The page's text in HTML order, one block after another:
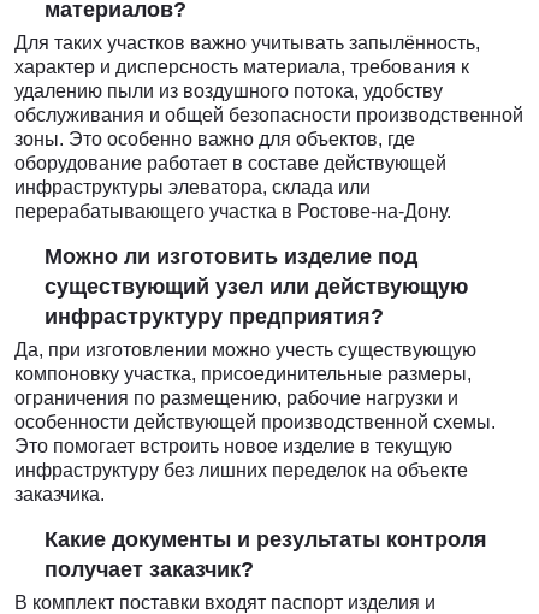
материалов?
Для таких участков важно учитывать запылённость,
характер и дисперсность материала, требования к
удалению пыли из воздушного потока, удобству
обслуживания и общей безопасности производственной
зоны. Это особенно важно для объектов, где
оборудование работает в составе действующей
инфраструктуры элеватора, склада или
перерабатывающего участка в Ростове-на-Дону.
Можно ли изготовить изделие под
существующий узел или действующую
инфраструктуру предприятия?
Да, при изготовлении можно учесть существующую
компоновку участка, присоединительные размеры,
ограничения по размещению, рабочие нагрузки и
особенности действующей производственной схемы.
Это помогает встроить новое изделие в текущую
инфраструктуру без лишних переделок на объекте
заказчика.
Какие документы и результаты контроля
получает заказчик?
В комплект поставки входят паспорт изделия и